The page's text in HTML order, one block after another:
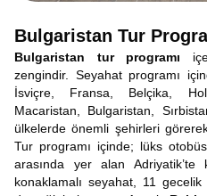
Bulgaristan Tur
Bulgaristan tur programı
zengindir. Seyahat programı
İsviçre, Fransa, Belçika,
Macaristan, Bulgaristan,
ülkelerde önemli şehirleri
Tur programı içinde; lüks
arasında yer alan Adriyatik’te
konaklamalı seyahat, 11